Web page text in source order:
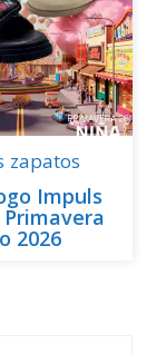
zapatos
Impuls
2026